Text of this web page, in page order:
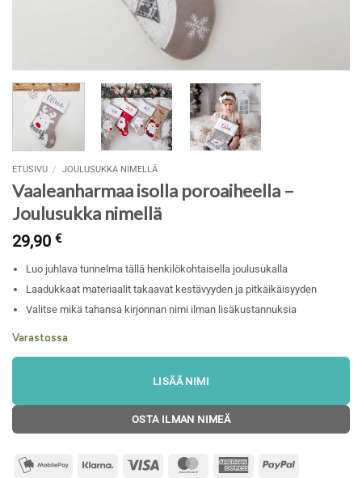
ETUSIVU / JOULUSUKKA NIMELLÄ
Vaaleanharmaa isolla poroaiheella –
Joulusukka nimellä
29,90 €
Luo juhlava tunnelma tällä henkilökohtaisella joulusukalla
Laadukkaat materiaalit takaavat kestävyyden ja pitkäikäisyyden
Valitse mikä tahansa kirjonnan nimi ilman lisäkustannuksia
Varastossa
LISÄÄ NIMI
OSTA ILMAN NIMEÄ
mobilepay2Klarna Visa MasterCard AmericanPayPal